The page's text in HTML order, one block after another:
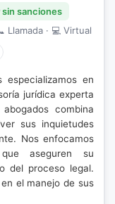
sanciones
Llamada · 💻 Virtual
especializamos en
jurídica experta
combina
sus inquietudes
Nos enfocamos
aseguren su
del proceso legal.
el manejo de sus